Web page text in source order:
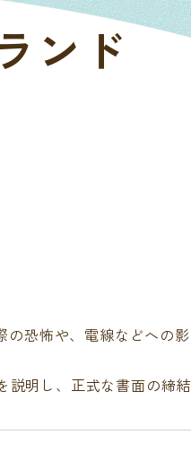
ンド
の恐怖や、電線などへの影
説明し、正式な書面の締結